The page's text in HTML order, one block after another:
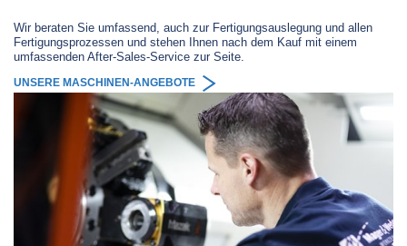
Wir beraten Sie umfassend, auch zur Fertigungsauslegung und allen
Fertigungsprozessen und stehen Ihnen nach dem Kauf mit einem
umfassenden After-Sales-Service zur Seite.
UNSERE MASCHINEN-ANGEBOTE